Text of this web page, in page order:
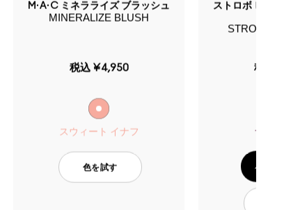
M·A·C ミネラライズ ブラッシュ
MINERALIZE BLUSH
税込 ¥4,950
スウィート イナフ
色を試す
ストロボ ビー
STROBE
税込
ナイ
バッグ